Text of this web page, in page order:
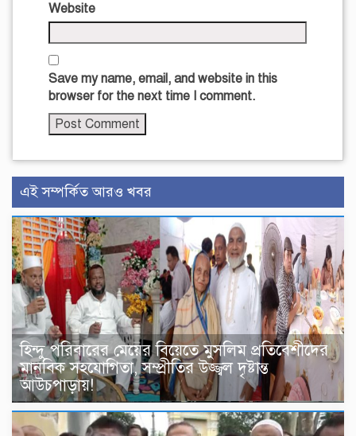
Website
Save my name, email, and website in this
browser for the next time I comment.
এই সম্পর্কিত আরও খবর
হিন্দু পরিবারের মেয়ের বিয়েতে মুসলিম প্রতিবেশীদের
মানবিক সহযোগিতা, সম্প্রীতির উজ্জ্বল দৃষ্টান্ত
আউচপাড়ায়!